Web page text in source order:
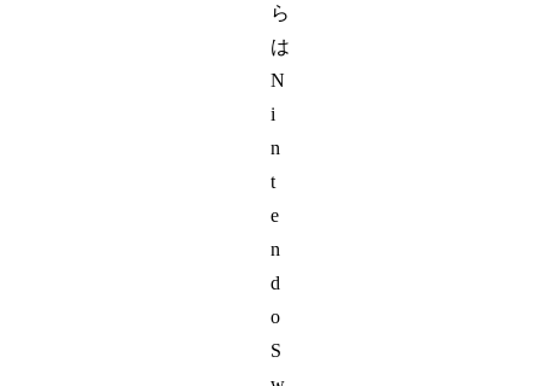
ら
は
N
i
n
t
e
n
d
o
S